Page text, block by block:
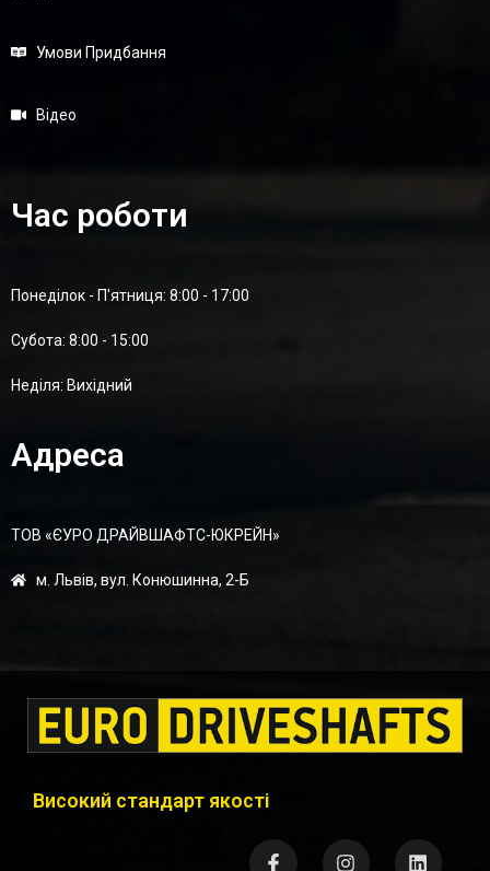
Умови Придбання
Відео
Час роботи
Понеділок - П'ятниця: 8:00 - 17:00
Суботa: 8:00 - 15:00
Неділя: Вихідний
Адреса
ТОВ «ЄУРО ДРАЙВШАФТC-ЮКРЕЙН»
м. Львів, вул. Конюшинна, 2-Б
Високий стандарт якості